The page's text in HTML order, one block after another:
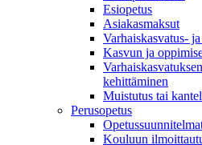
Esiopetus
Asiakasmaksut
Varhaiskasvatus-
Kasvun ja
kehittäminen
Muistutus tai
Perusopetus
Kouluun